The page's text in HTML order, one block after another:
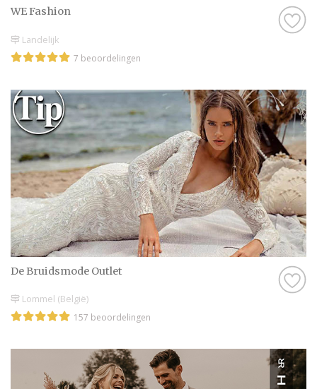
WE Fashion
Landelijk
7 beoordelingen
De Bruidsmode Outlet
Lommel (België)
157 beoordelingen